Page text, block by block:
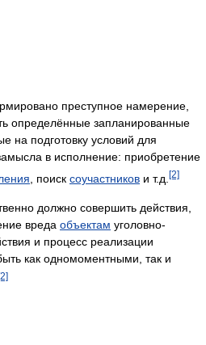
преступное намерение,
определённые запланированные
на подготовку условий для
в исполнение: приобретение
, поиск соучастников и т.д. [2]
должно совершить действия,
вреда объектам уголовно-
и процесс реализации
как одномоментными, так и